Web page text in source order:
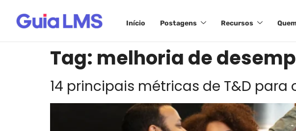
Início Postagens Recursos
Tag: melhoria de
14 principais métricas de T&D